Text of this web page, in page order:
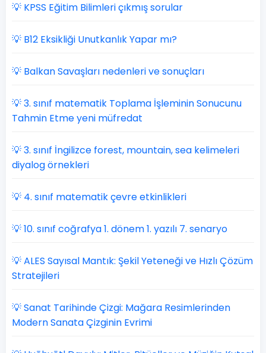
💡 KPSS Eğitim Bilimleri çıkmış sorular
💡 B12 Eksikliği Unutkanlık Yapar mı?
💡 Balkan Savaşları nedenleri ve sonuçları
💡 3. sınıf matematik Toplama İşleminin Sonucunu
Tahmin Etme yeni müfredat
💡 3. sınıf İngilizce forest, mountain, sea kelimeleri
diyalog örnekleri
💡 4. sınıf matematik çevre etkinlikleri
💡 10. sınıf coğrafya 1. dönem 1. yazılı 7. senaryo
💡 ALES Sayısal Mantık: Şekil Yeteneği ve Hızlı Çözüm
Stratejileri
💡 Sanat Tarihinde Çizgi: Mağara Resimlerinden
Modern Sanata Çizginin Evrimi